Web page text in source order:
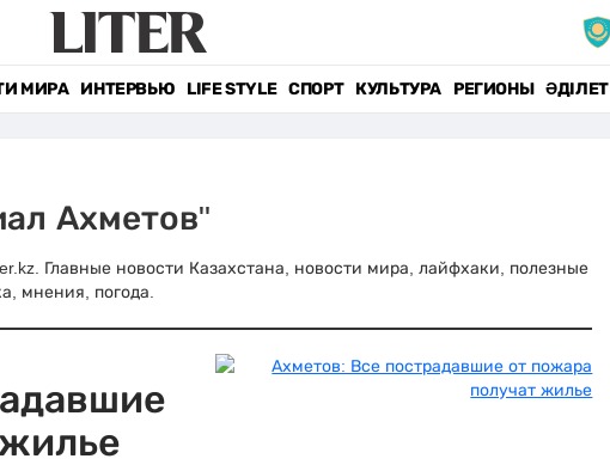
МИРА ИНТЕРВЬЮ LIFE STYLE СПОРТ КУЛЬТУРА РЕГИОНЫ ӘДІЛЕТ
Ахметов"
Главные новости Казахстана, новости мира, лайфхаки, полезные
мнения, погода.